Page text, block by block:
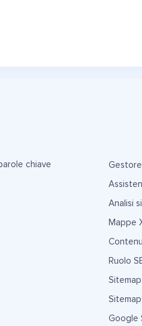
chiave
Analisi
Mappe
Ruolo
Google